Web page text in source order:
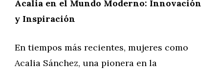
Acalia en el Mundo Moderno: Innovación
y Inspiración
En tiempos más recientes, mujeres como
Acalia Sánchez, una pionera en la